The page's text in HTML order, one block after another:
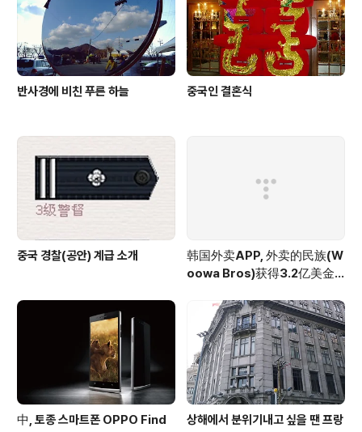
반사경에 비친 푸른 하늘 중국인 결혼식
중국 경찰(공안) 계급 소개
韩国外卖APP, 外卖的民族(W
oowa Bros)获得3.2亿美金
中, 토종 스마트폰 OPPO Find
상해에서 분위기내고 싶을 땐 프랑